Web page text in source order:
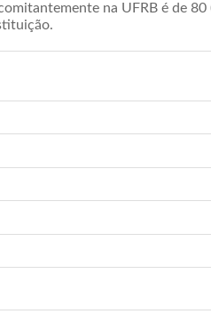
na UFRB é de